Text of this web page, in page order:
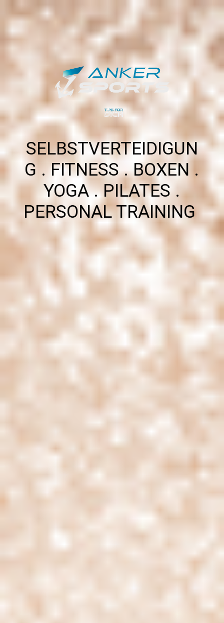
SELBSTVERTEIDIGUN
G . FITNESS . BOXEN .
YOGA . PILATES .
PERSONAL TRAINING